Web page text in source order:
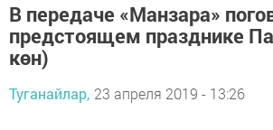
В передаче «Манзара»
предстоящем празднике
көн)
Туганайлар, 23 апреля 2019 - 13:26